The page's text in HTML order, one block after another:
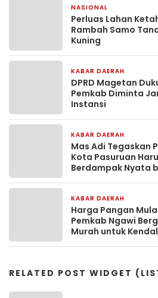
NASIONAL
Perluas Lahan
Rambah Samo
Kuning
KABAR DAERAH
DPRD Magetan
Pemkab Diminta
Instansi
KABAR DAERAH
Mas Adi Tegaskan
Kota Pasuruan
Berdampak Nyata
KABAR DAERAH
Harga Pangan
Pemkab Ngawi
Murah untuk
RELATED POST WIDGET